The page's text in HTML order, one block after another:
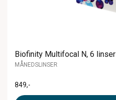
Biofinity Multifocal N, 6 linser
MÅNEDSLINSER
849,-